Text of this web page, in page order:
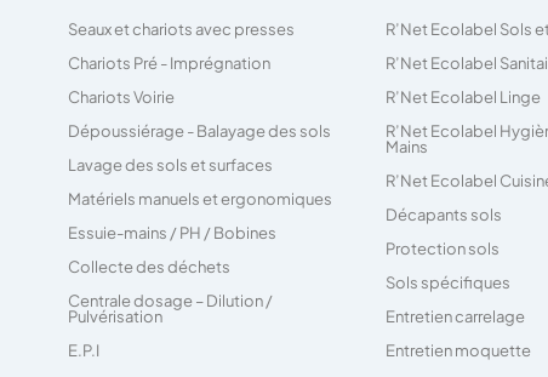
Seaux et chariots avec presses
Chariots Pré - Imprégnation
Chariots Voirie
Dépoussiérage - Balayage des sols
Lavage des sols et surfaces
Matériels manuels et ergonomiques
Essuie-mains / PH / Bobines
Collecte des déchets
Centrale dosage – Dilution /
Pulvérisation
E.P.I
R’Net Ecolabel Sols
R’Net Ecolabel
R’Net Ecolabel Linge
R’Net Ecolabel
Mains
R’Net Ecolabel
Décapants sols
Protection sols
Sols spécifiques
Entretien carrelage
Entretien moquette